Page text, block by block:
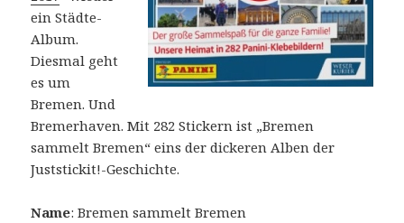
ein Städte-
Album.
Diesmal geht
es um
Bremen. Und
Bremerhaven. Mit 282 Stickern ist „Bremen
sammelt Bremen“ eins der dickeren Alben der
Juststickit!-Geschichte.
Name: Bremen sammelt Bremen